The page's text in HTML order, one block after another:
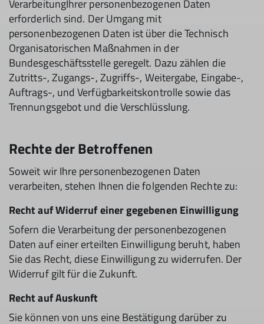
VerarbeitungIhrer personenbezogenen Daten
erforderlich sind. Der Umgang mit
personenbezogenen Daten ist über die Technisch
Organisatorischen Maßnahmen in der
Bundesgeschäftsstelle geregelt. Dazu zählen die
Zutritts-, Zugangs-, Zugriffs-, Weitergabe, Eingabe-,
Auftrags-, und Verfügbarkeitskontrolle sowie das
Trennungsgebot und die Verschlüsslung.
Rechte der Betroffenen
Soweit wir Ihre personenbezogenen Daten
verarbeiten, stehen Ihnen die folgenden Rechte zu:
Recht auf Widerruf einer gegebenen Einwilligung
Sofern die Verarbeitung der personenbezogenen
Daten auf einer erteilten Einwilligung beruht, haben
Sie das Recht, diese Einwilligung zu widerrufen. Der
Widerruf gilt für die Zukunft.
Recht auf Auskunft
Sie können von uns eine Bestätigung darüber zu